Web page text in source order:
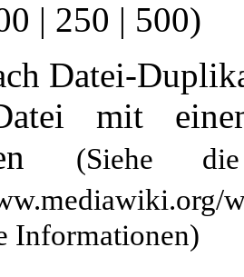
| 250 | 500)
Datei-
mit
(Siehe
Informationen)